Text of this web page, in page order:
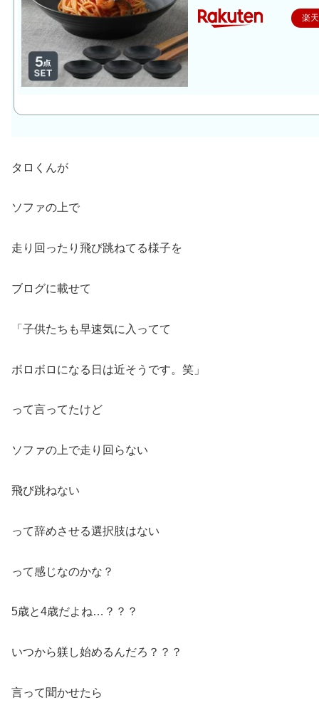
楽
タロくんが
ソファの上で
走り回ったり飛び跳ねてる様子を
ブログに載せて
「子供たちも早速気に入ってて
ボロボロになる日は近そうです。笑」
って言ってたけど
ソファの上で走り回らない
飛び跳ねない
って辞めさせる選択肢はない
って感じなのかな？
5歳と4歳だよね…？？？
いつから躾し始めるんだろ？？？
言って聞かせたら